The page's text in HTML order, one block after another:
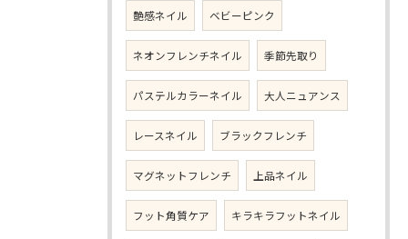
艶感ネイル ベビーピンク
ネオンフレンチネイル 季節先取り
パステルカラーネイル 大人ニュアンス
レースネイル ブラックフレンチ
マグネットフレンチ 上品ネイル
フット角質ケア キラキラフットネイル